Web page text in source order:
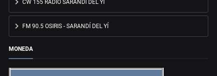
CW 155 RADIO SARANDÍ DEL YÍ
FM 90.5 OSIRIS - SARANDÍ DEL YÍ
MONEDA